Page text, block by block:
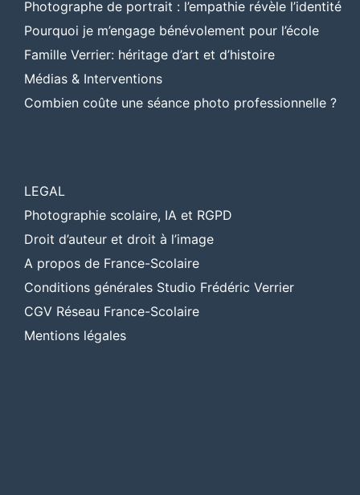
Photographe de portrait : l’empathie révèle l’identité
Pourquoi je m’engage bénévolement pour l’école
Famille Verrier: héritage d’art et d’histoire
Médias & Interventions
Combien coûte une séance photo professionnelle ?
LEGAL
Photographie scolaire, IA et RGPD
Droit d’auteur et droit à l’image
A propos de France-Scolaire
Conditions générales Studio Frédéric Verrier
CGV Réseau France-Scolaire
Mentions légales